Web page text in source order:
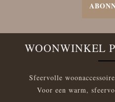
WOONWINKEL
Sfeervolle
Voor een warm,